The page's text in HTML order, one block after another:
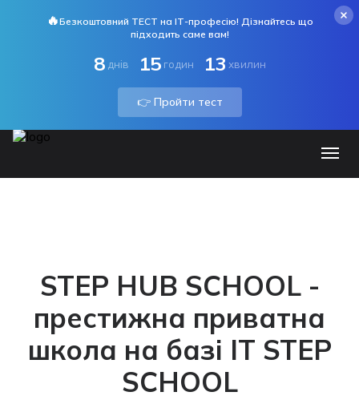
🔥Безкоштовний ТЕСТ на ІТ-професію! Дізнайтесь що
підходить саме вам!
8 днів 15 годин 13 хвилин
👉 Пройти тест
STEP HUB SCHOOL -
престижна приватна
школа на базі IT STEP
SCHOOL